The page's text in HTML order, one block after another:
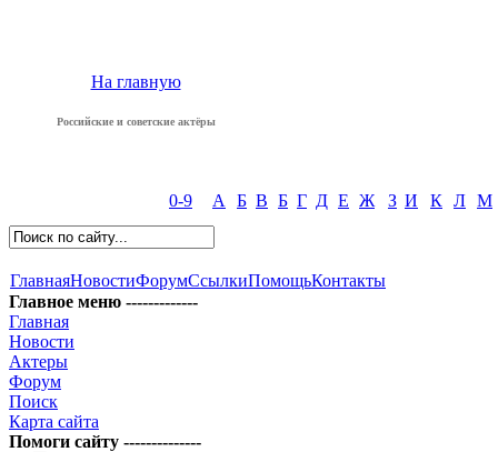
На главную
Российские и советские актёры
0-9 А Б В Б Г Д Е Ж З И К Л М
ГлавнаяНовостиФорумСсылкиПомощьКонтакты
Главное меню -------------
Главная
Новости
Актеры
Форум
Поиск
Карта сайта
Помоги сайту --------------